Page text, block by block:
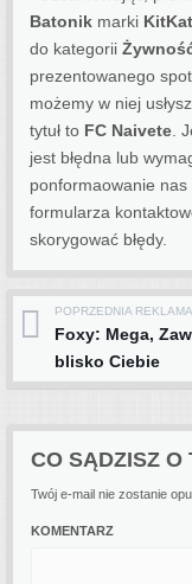
Batonik marki KitKat
do kategorii
prezentowanego
możemy w niej
tytuł to FC Naivete .
jest błędna lub
ponformaowanie
formularza
skorygować błędy.
Post
POPRZEDNIA REKLAMA
Foxy: Mega,
blisko Ciebie
CO SĄDZISZ O
Twój e-mail nie zostanie
KOMENTARZ